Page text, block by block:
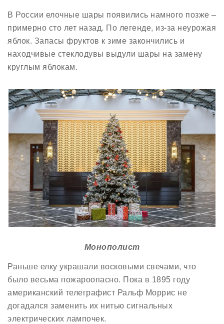
В России елочные шары появились намного позже –
примерно сто лет назад. По легенде, из-за неурожая
яблок. Запасы фруктов к зиме закончились и
находчивые стеклодувы выдули шары на замену
круглым яблокам.
Монополист
Раньше елку украшали восковыми свечами, что
было весьма пожароопасно. Пока в 1895 году
американский телеграфист Ральф Моррис не
догадался заменить их нитью сигнальных
электрических лампочек.